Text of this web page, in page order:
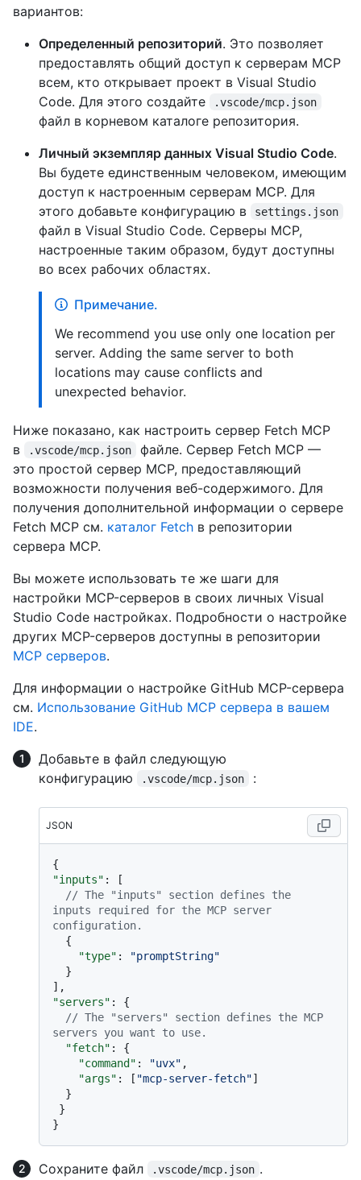
вариантов:
Определенный репозиторий. Это позволяет
предоставлять общий доступ к серверам MCP
всем, кто открывает проект в Visual Studio
Code. Для этого создайте
.vscode/mcp.json
файл в корневом каталоге репозитория.
Личный экземпляр данных Visual Studio Code.
Вы будете единственным человеком, имеющим
доступ к настроенным серверам MCP. Для
этого добавьте конфигурацию в
settings.json
файл в Visual Studio Code. Серверы MCP,
настроенные таким образом, будут доступны
во всех рабочих областях.
Примечание.
We recommend you use only one location per
server. Adding the same server to both
locations may cause conflicts and
unexpected behavior.
Ниже показано, как настроить сервер Fetch MCP
в
.vscode/mcp.json
файле. Сервер Fetch MCP —
это простой сервер MCP, предоставляющий
возможности получения веб-содержимого. Для
получения дополнительной информации о сервере
Fetch MCP см. каталог Fetch в репозитории
сервера MCP.
Вы можете использовать те же шаги для
настройки MCP-серверов в своих личных Visual
Studio Code настройках. Подробности о настройке
других MCP-серверов доступны в репозитории
MCP серверов.
Для информации о настройке GitHub MCP-сервера
см. Использование GitHub MCP сервера в вашем
IDE.
Добавьте в файл следующую
конфигурацию
.vscode/mcp.json :
JSON
{
"inputs" :
[
// The "inputs" section defines the
inputs required for the MCP server
configuration.
{
"type" :
"promptString"
}
] ,
"servers" :
{
// The "servers" section defines the MCP
servers you want to use.
"fetch" :
{
"command" : "uvx" ,
"args" : [ "mcp-server-fetch"]
}
}
}
Сохраните файл .vscode/mcp.json .